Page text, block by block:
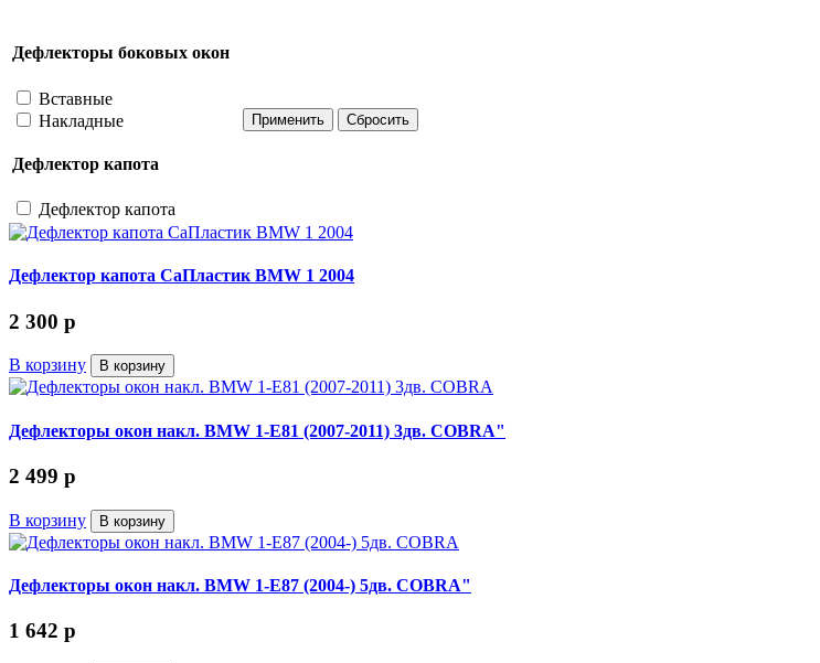
Дефлекторы боковых окон
Вставные
Накладные
Дефлектор капота
Дефлектор капота
Дефлектор капота СаПластик BMW 1 2004
2 300 p
В корзину В корзину
Дефлекторы окон накл. BMW 1-E81 (2007-2011) 3дв. COBRA"
2 499 p
В корзину В корзину
Дефлекторы окон накл. BMW 1-E87 (2004-) 5дв. COBRA"
1 642 p